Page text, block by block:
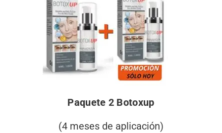
Paquete 2 Botoxup
(4 meses de aplicación)